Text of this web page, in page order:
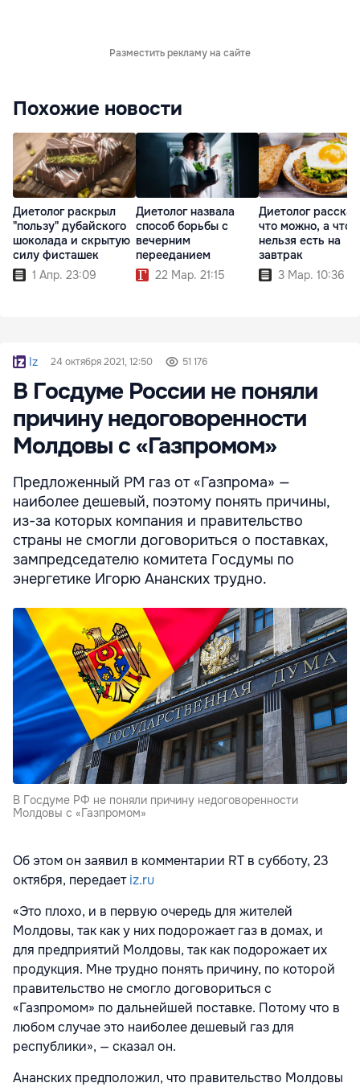
Разместить рекламу на сайте
Похожие новости
Диетолог раскрыл
"пользу" дубайского
шоколада и скрытую
силу фисташек
1 Апр. 23:09
Диетолог назвала
способ борьбы с
вечерним
перееданием
22 Мар. 21:15
Диетолог
что можно, а что
нельзя есть на
завтрак
3 Мар. 10:36
Iz 24 октября 2021, 12:50 51 176
В Госдуме России не поняли
причину недоговоренности
Молдовы с «Газпромом»
Предложенный РМ газ от «Газпрома» —
наиболее дешевый, поэтому понять причины,
из-за которых компания и правительство
страны не смогли договориться о поставках,
зампредседателю комитета Госдумы по
энергетике Игорю Ананских трудно.
В Госдуме РФ не поняли причину недоговоренности
Молдовы с «Газпромом»
Об этом он заявил в комментарии RT в субботу, 23
октября, передаетiz.ru
«Это плохо, и в первую очередь для жителей
Молдовы, так как у них подорожает газ в домах, и
для предприятий Молдовы, так как подорожает их
продукция. Мне трудно понять причину, по которой
правительство не смогло договориться с
«Газпромом» по дальнейшей поставке. Потому что в
любом случае это наиболее дешевый газ для
республики», — сказал он.
Ананских предположил, что правительство Молдовы